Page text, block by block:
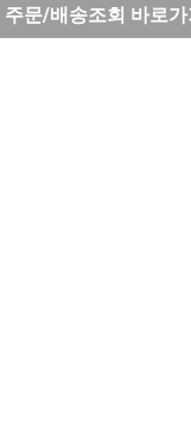
주문/배송조회 바로가